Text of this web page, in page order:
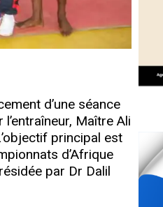
d’une séance
Maître Ali
principal est
d’Afrique
par Dr Dalil